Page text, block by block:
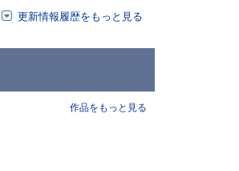
更新情報履歴をもっと見る
作品をもっと見る